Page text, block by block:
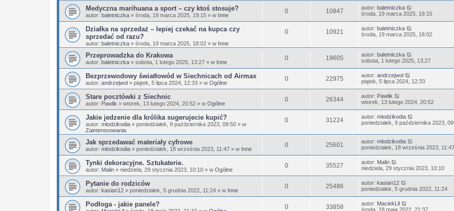
Medyczna marihuana a sport – czy ktoś stosuje?
autor: baletniczka » środa, 19 marca 2025, 19:15 » w Inne
0 10847 autor: baletniczka
środa, 19 marca 2025, 19:15
Działka na sprzedaż – lepiej czekać na kupca czy
sprzedać od razu?
autor: baletniczka » środa, 19 marca 2025, 18:02 » w Inne
0 10921 autor: baletniczka
środa, 19 marca 2025, 18:02
Przeprowadzka do Krakowa
autor: baletniczka » sobota, 1 lutego 2025, 13:27 » w Inne
0 19605 autor: baletniczka
sobota, 1 lutego 2025, 13:27
Bezprzewodowy światłowód w Siechnicach od Airmax
autor: andrzejwol » piątek, 5 lipca 2024, 12:33 » w Ogólne
0 22975 autor: andrzejwol
piątek, 5 lipca 2024, 12:33
Stare pocztówki z Siechnic
autor: Pawlik » wtorek, 13 lutego 2024, 20:52 » w Ogólne
0 26344 autor: Pawlik
wtorek, 13 lutego 2024, 20:52
Jakie jedzenie dla królika sugerujecie kupić?
autor: mlodzikodia » poniedziałek, 9 października 2023, 09:50 » w
Zainteresowania
0 31224 autor: mlodzikodia
poniedziałek, 9 października 2023,
Jak sprzedawać materiały cyfrowe
autor: mlodzikodia » poniedziałek, 18 września 2023, 11:47 » w Inne
0 25601 autor: mlodzikodia
poniedziałek, 18 września 2023, 11:47
Tynki dekoracyjne. Sztukaterie.
autor: Malin » niedziela, 29 stycznia 2023, 10:10 » w Ogólne
0 35527 autor: Malin
niedziela, 29 stycznia 2023, 10:10
Pytanie do rodziców
autor: kasian12 » poniedziałek, 5 grudnia 2022, 11:24 » w Inne
0 25486 autor: kasian12
poniedziałek, 5 grudnia 2022, 11:24
Podłoga - jakie panele? 0 33858 autor: MaciekLll
środa, 18 maja 2022, 21:37